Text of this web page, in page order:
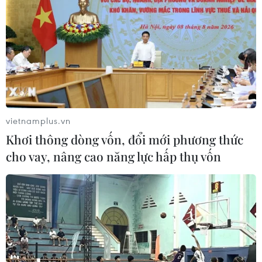
vietnamplus.vn
Khơi thông dòng vốn, đổi mới phương thức
cho vay, nâng cao năng lực hấp thụ vốn